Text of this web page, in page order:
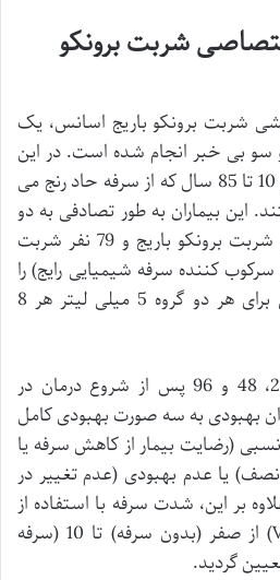
شربت برونکو
شربت برونکو باریج اسانس، یک
سو بی خبر انجام شده است. در این
مطالعه، 157 بیمار در سنین 10 تا 85 سال که از سرفه حاد رنج می
این بیماران به طور تصادفی به دو
گروه تقسیم شدند: 78 نفر شربت برونکو باریج و 79 نفر شربت
کننده سرفه شیمیایی رایج) را
دریافت کردند. دوز مصرفی برای هر دو گروه 5 میلی لیتر هر 8
علائم بالینی در ساعات 24، 48 و 96 پس از شروع درمان در
بهبودی به سه صورت بهبودی کامل
(رضایت بیمار از کاهش سرفه یا
یا عدم بهبودی (عدم تغییر در
بر این، شدت سرفه با استفاده از
مقیاس آنالوگ بصری (VAS) از صفر (بدون سرفه) تا 10 (سرفه
گردید.